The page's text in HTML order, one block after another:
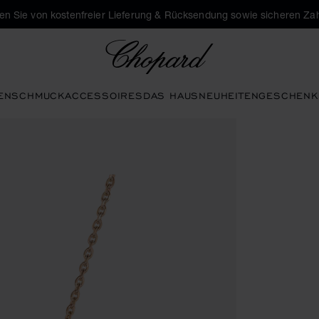
Sie von kostenfreier Lieferung & Rücksendung sowie sicheren
SCHMUCKACCESSOIRESDAS HAUSNEUHEITEN